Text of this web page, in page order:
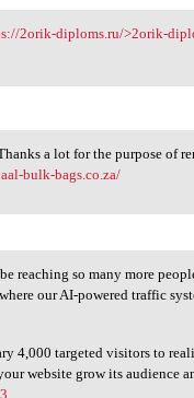
2orik-diploms.ru/>2orik-
a lot for the purpose of
bulk-bags.co.za/
reaching so many more
our AI-powered traffic
4,000 targeted visitors to
website grow its audience